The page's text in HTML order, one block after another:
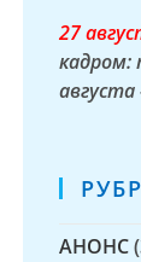
27 а
кадром:
августа
АНОНС